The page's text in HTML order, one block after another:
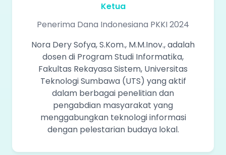
Ketua
Penerima Dana Indonesiana PKKI 2024
Nora Dery Sofya, S.Kom., M.M.Inov., adalah
dosen di Program Studi Informatika,
Fakultas Rekayasa Sistem, Universitas
Teknologi Sumbawa (UTS) yang aktif
dalam berbagai penelitian dan
pengabdian masyarakat yang
menggabungkan teknologi informasi
dengan pelestarian budaya lokal.